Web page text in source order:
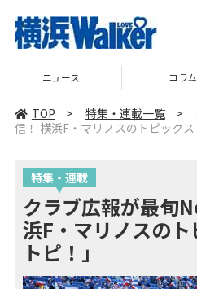
ニュース コラム
TOP > 特集・連載一覧 >
信！ 横浜F・マリノスのトピックス
特集・連載
クラブ広報が最旬
浜F・マリノスのト
トピ！」